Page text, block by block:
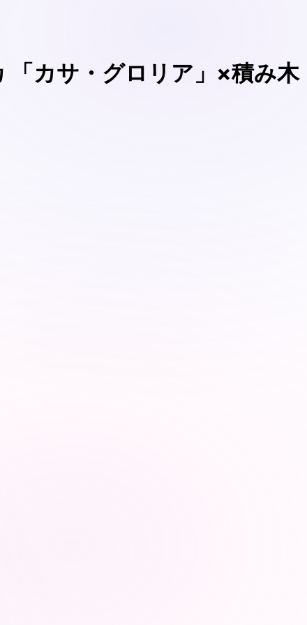
「カサ・グロリア」×積み木